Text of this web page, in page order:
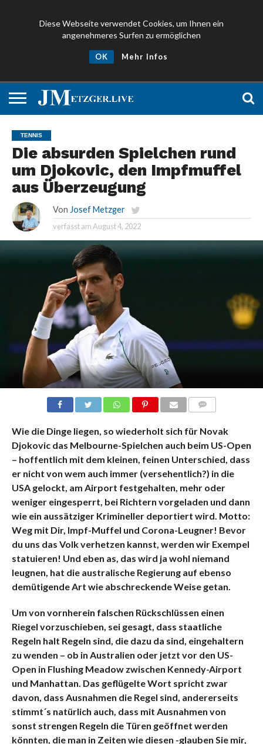
Diese Webseite verwendet Cookies, um Ihnen ein
angenehmeres Surfen zu ermöglichen
OK Mehr Infos
TENNIS
Die absurden Spielchen rund
um Djokovic, den Impfmuffel
aus Überzeugung
Von Josef Metzger
verfasst amAugust 4, 2022
Wie die Dinge liegen, so wiederholt sich für Novak
Djokovic das Melbourne-Spielchen auch beim US-Open
– hoffentlich mit dem kleinen, feinen Unterschied, dass
er nicht von wem auch immer (versehentlich?) in die
USA gelockt, am Airport festgehalten, mehr oder
weniger eingesperrt, bei Richtern vorgeladen und dann
wie ein aussätziger Krimineller deportiert wird. Motto:
Weg mit Dir, Impf-Muffel und Corona-Leugner! Bevor
du uns das Volk verhetzen kannst, werden wir Exempel
statuieren! Und eben as, das wird ja wohl niemand
leugnen, hat die australische Regierung auf ebenso
demütigende Art wie abschreckende Weise getan.
Um von vornherein falschen Rückschlüssen einen
Riegel vorzuschieben, sei gesagt, dass staatliche
Regeln halt Regeln sind, die dazu da sind, eingehaltern
zu wenden – ob in Australien oder jetzt vor den US-
Open in Flushing Meadow zwischen Kennedy-Airport
und Manhattan. Das geflügelte Wort spricht zwar
davon, dass Ausnahmen die Regel sind, andererseits
stimmt´s natürlich auch, dass mit Ausnahmen von
sonst strengen Regeln die Türen geöffnet werden
könnten, die man in Zeiten wie diesen -glauben Sie mir,